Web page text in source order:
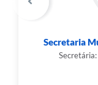
Secretaria